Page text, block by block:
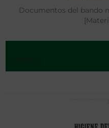
Documentos del bando